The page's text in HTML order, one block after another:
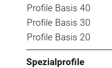
Profile Basis 40
Profile Basis 30
Profile Basis 20
Spezialprofile